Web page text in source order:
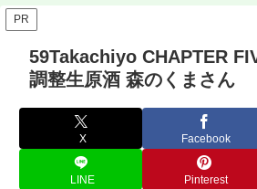
PR
59Takachiyo CHAPTER
調整生原酒 森のくまさん
X Facebook
LINE Pinterest